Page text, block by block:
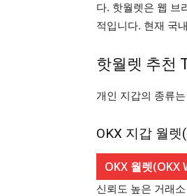
다. 핫월렛은 웹 브
적입니다. 현재 국
핫월렛 추천
개인 지갑의 종류
OKX 지갑 월렛
OKX 월렛(OKX
신뢰도 높은 거래